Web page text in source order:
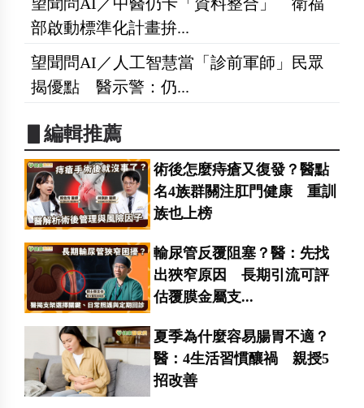
部啟動標準化計畫拚...
望聞問AI／人工智慧當「診前軍師」民眾
揭優點 醫示警：仍...
▋編輯推薦
術後怎麼痔瘡又復發？醫點
名4族群關注肛門健康 重訓
族也上榜
輸尿管反覆阻塞？醫：先找
出狹窄原因 長期引流可評
估覆膜金屬支...
夏季為什麼容易腸胃不適？
醫：4生活習慣釀禍 親授5
招改善